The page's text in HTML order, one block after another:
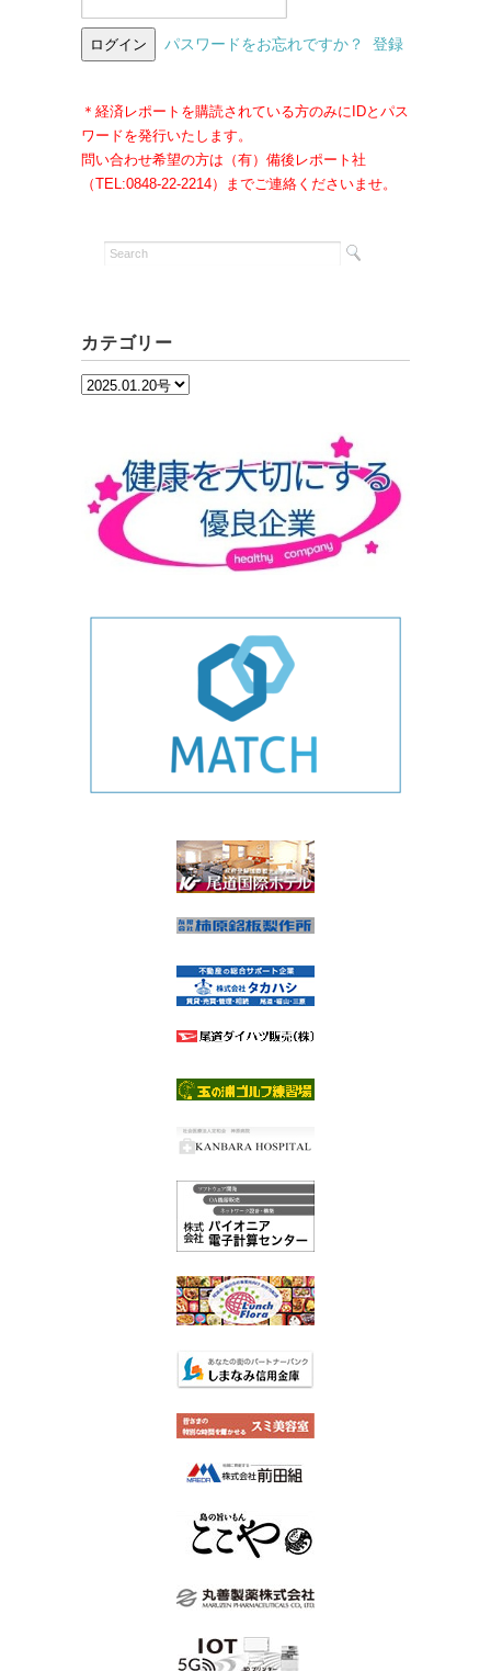
パスワードをお忘れですか？ 登録
＊経済レポートを購読されている方のみにIDとパス
ワードを発行いたします。
問い合わせ希望の方は（有）備後レポート社
（TEL:0848-22-2214）までご連絡くださいませ。
カテゴリー
カ